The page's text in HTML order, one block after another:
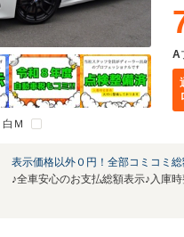
白Ｍ
A
表示価格以外０円！全部コミコミ